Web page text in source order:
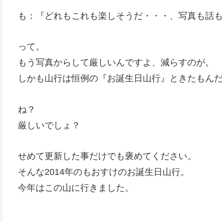
も：『どれもこれも楽しそうだ・・・、写真も話
って。
もう写真からして厳しいんですよ、減らすのが。
しかも山行は恒例の『お誕生日山行』ときたもんだ
ね？
厳しいでしょ？
せめて更新した事だけでも褒めてください。
そんな2014年のもおすけのお誕生日山行。
今年はこの山に行きました。